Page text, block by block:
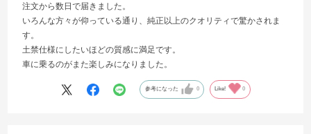
注文から数日で届きました。
いろんな方々が仰っている通り、純正以上のクオリティで驚かされま
す。
土禁仕様にしたいほどの質感に満足です。
車に乗るのがまた楽しみになりました。
参考になった 0 Like! 0